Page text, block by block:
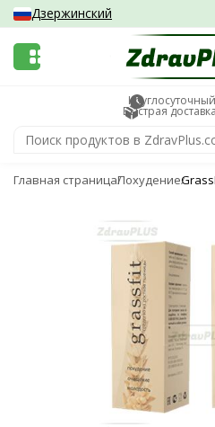
Дзержинский
Быстрая
Главная страницаПохудение